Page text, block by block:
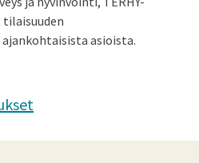
asioista.